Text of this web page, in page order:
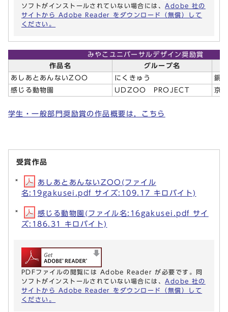
ソフトがインストールされていない場合には、 Adobe 社の
サイトから Adobe Reader をダウンロード（無償）して
ください。
みやこユニバーサルデザイン奨励賞
作品名
グループ名
あしあとあんないZOO
にくきゅう
銅
感じる動物園
UDZOO PROJECT 京
学生・一般部門奨励賞の作品概要は，こちら
受賞作品
あしあとあんないZOO(ファイル
名:19gakusei.pdf サイズ:109.17 キロバイト)
感じる動物園(ファイル名:16gakusei.pdf サイ
ズ:186.31 キロバイト)
PDFファイルの閲覧には Adobe Reader が必要です。同
ソフトがインストールされていない場合には、 Adobe 社の
サイトから Adobe Reader をダウンロード（無償）して
ください。